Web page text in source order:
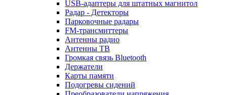
USB-адаптеры для штатных магнитол
Радар - Детекторы
Парковочные радары
FM-трансмиттеры
Антенны радио
Антенны ТВ
Громкая связь Bluetooth
Держатели
Карты памяти
Подогревы сидений